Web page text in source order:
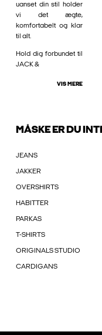
uanset din stil holder
vi det ægte,
komfortabelt og klar
til alt.
Hold dig forbundet til
JACK &
VIS MERE
MÅSKE ER DU
JEANS
JAKKER
OVERSHIRTS
HABITTER
PARKAS
T-SHIRTS
ORIGINALS STUDIO
CARDIGANS